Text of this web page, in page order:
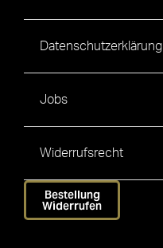
Datenschutzerklärung
Jobs
Widerrufsrecht
Bestellung
Widerrufen